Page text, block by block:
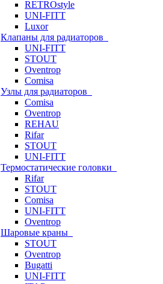
RETROstyle
UNI-FITT
Luxor
Клапаны для радиаторов
UNI-FITT
STOUT
Oventrop
Comisa
Узлы для радиаторов
Comisa
Oventrop
REHAU
Rifar
STOUT
UNI-FITT
Термостатические головки
Rifar
STOUT
Comisa
UNI-FITT
Oventrop
Шаровые краны
STOUT
Oventrop
Bugatti
UNI-FITT